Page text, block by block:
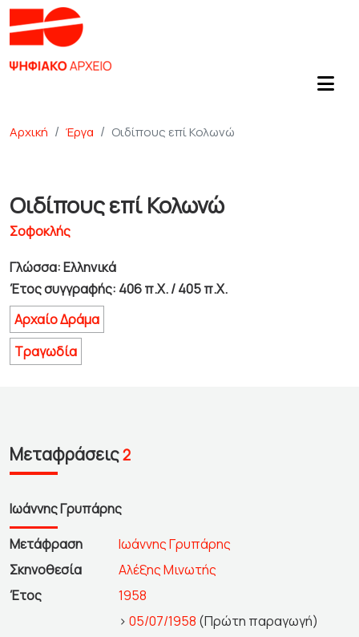
Αρχική Έργα Οιδίπους επί Κολωνώ
Οιδίπους επί Κολωνώ
Σοφοκλής
Γλώσσα: Ελληνικά
Έτος συγγραφής: 406 π.Χ. / 405 π.Χ.
Αρχαίο Δράμα
Τραγωδία
Μεταφράσεις2
Ιωάννης Γρυπάρης
Μετάφραση
Ιωάννης Γρυπάρης
Σκηνοθεσία
Αλέξης Μινωτής
Έτος
1958
> 05/07/1958 (Πρώτη παραγωγή)